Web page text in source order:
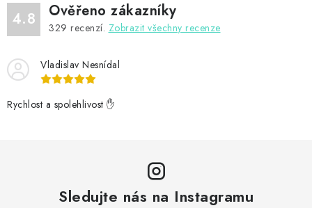
4.8 Ověřeno zákazníky
329 recenzí. Zobrazit všechny recenze
Vladislav Nesnídal
Rychlost a spolehlivost ✋
Sledujte nás na Instagramu